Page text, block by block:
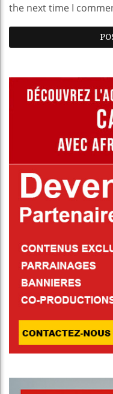
the next time I